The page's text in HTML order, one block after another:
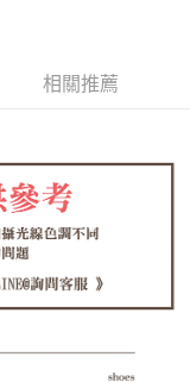
至「AFTEE先享後付」
帳。
結，可透過四大超商／
完成。
需要取消訂單，請聯絡
效，需透過AFTEE先享
顯示為準，若有關於
相關推薦